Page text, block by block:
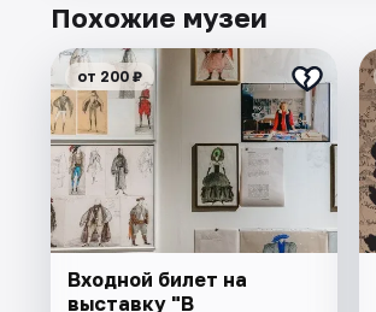
Похожие музеи
от 200 ₽
Входной билет на
выставку "В